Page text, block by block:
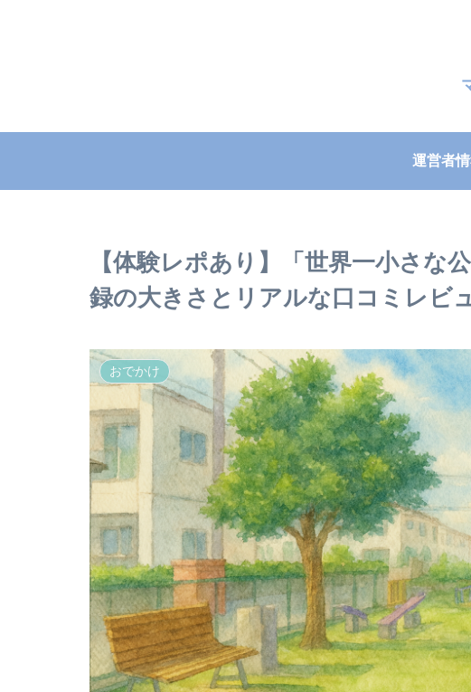
運営者
【体験レポあり】「世界一小さな
録の大きさとリアルな口コミレビ
おでかけ